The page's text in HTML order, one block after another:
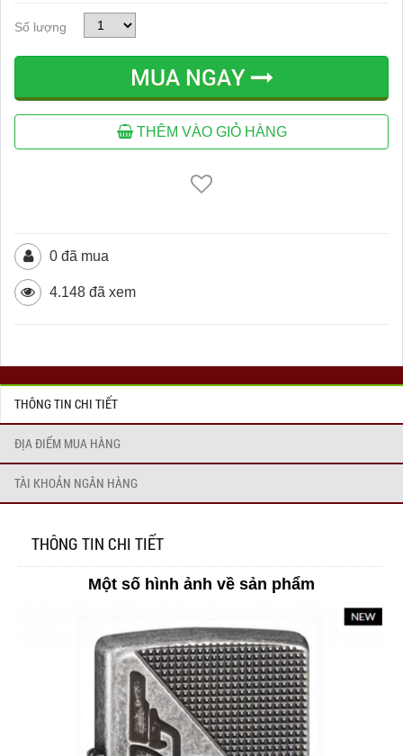
Số lượng
MUA NGAY
THÊM VÀO GIỎ HÀNG
0 đã mua
4.148 đã xem
THÔNG TIN CHI TIẾT
ĐỊA ĐIỂM MUA HÀNG
TÀI KHOẢN NGÂN HÀNG
THÔNG TIN CHI TIẾT
Một số hình ảnh về sản phẩm